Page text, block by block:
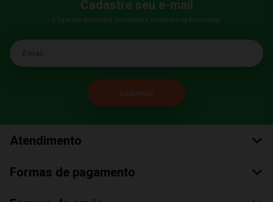
Cadastre seu e-mail
E fique por dentro das promoções e novidades da Bumerang!
E-mail
Atendimento
Formas de pagamento